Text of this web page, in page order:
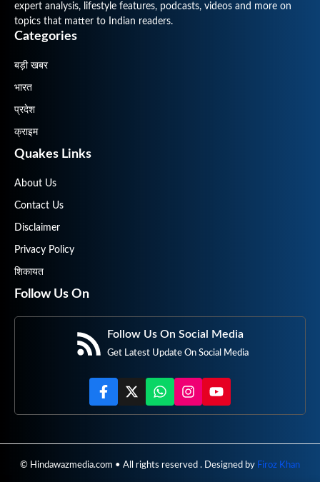
expert analysis, lifestyle features, podcasts, videos and more on
topics that matter to Indian readers.
Categories
बड़ी खबर
भारत
प्रदेश
क्राइम
Quakes Links
About Us
Contact Us
Disclaimer
Privacy Policy
शिकायत
Follow Us On
Follow Us On Social Media
Get Latest Update On Social Media
© Hindawazmedia.com • All rights reserved . Designed by Firoz Khan